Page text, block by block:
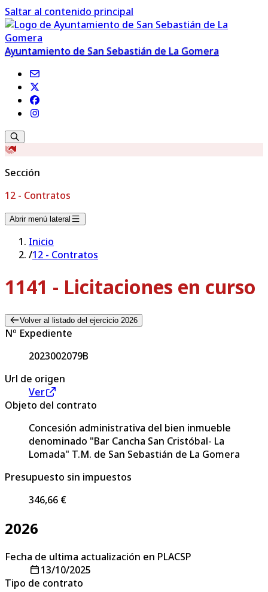
Saltar al contenido principal
Ayuntamiento de San Sebastián de La Gomera
Sección
12 - Contratos
Abrir menú lateral
Inicio
/12 - Contratos
1141 - Licitaciones en curso
Volver al listado del ejercicio 2026
Nº Expediente
2023002079B
Url de origen
Ver
Objeto del contrato
Concesión administrativa del bien inmueble
denominado "Bar Cancha San Cristóbal- La
Lomada" T.M. de San Sebastián de La Gomera
Presupuesto sin impuestos
346,66 €
2026
Fecha de ultima actualización en PLACSP
13/10/2025
Tipo de contrato